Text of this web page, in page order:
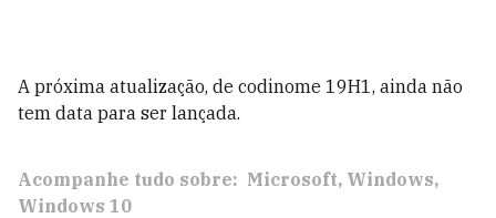
A próxima atualização, de codinome 19H1, ainda não
tem data para ser lançada.
Acompanhe tudo sobre: Microsoft Windows
Windows 10